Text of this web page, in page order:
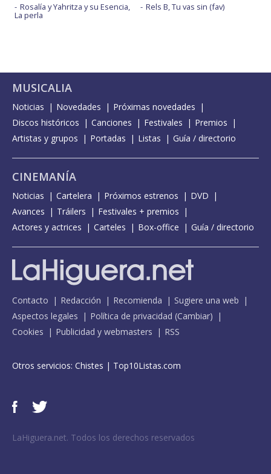
Rosalía y Yahritza y su Esencia,
La perla
Rels B, Tu vas sin (fav)
MUSICALIA
Noticias Novedades
Próximas novedades
Discos históricos
Canciones Festivales
Premios
Artistas y grupos
Portadas Listas Guía / directorio
CINEMANÍA
Noticias Cartelera Próximos estrenos
DVD
Avances
Tráilers
Festivales + premios
Actores y actrices
Carteles Box-office Guía / directorio
Contacto Redacción Recomienda
Sugiere una web
Aspectos legales
Política de privacidad (Cambiar)
Cookies
Publicidad y webmasters RSS
Otros servicios: Chistes | Top10Listas.com
LaHiguera.net. Todos los derechos reservados